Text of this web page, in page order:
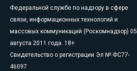
Федеральной службе по надзору в сфере
связи, информационных технологий и
массовых коммуникаций (Роскомнадзор) 05
августа 2011 года. 18+
Свидетельство о регистрации Эл № ФС77-
46097